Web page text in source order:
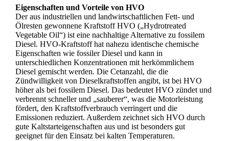
Eigenschaften und Vorteile von HVO
Der aus industriellen und landwirtschaftlichen Fett- und
Ölresten gewonnene Kraftstoff HVO („Hydrotreated
Vegetable Oil“) ist eine nachhaltige Alternative zu fossilem
Diesel. HVO-Kraftstoff hat nahezu identische chemische
Eigenschaften wie fossiler Diesel und kann in
unterschiedlichen Konzentrationen mit herkömmlichem
Diesel gemischt werden. Die Cetanzahl, die die
Zündwilligkeit von Dieselkraftstoffen angibt, ist bei HVO
höher als bei fossilem Diesel. Das bedeutet HVO zündet und
verbrennt schneller und „sauberer“, was die Motorleistung
fördert, den Kraftstoffverbrauch verringert und die
Emissionen reduziert. Außerdem zeichnet sich HVO durch
gute Kaltstarteigenschaften aus und ist besonders gut
geeignet für den Einsatz bei kalten Temperaturen.